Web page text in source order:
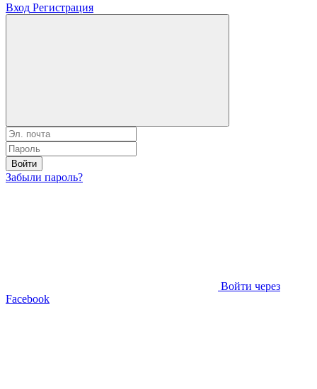
Вход Регистрация
Войти
Забыли пароль?
Войти через
Facebook